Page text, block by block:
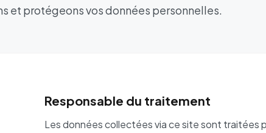
et protégeons vos données personnelles.
Responsable du traitement
Les données collectées via ce site sont traitées